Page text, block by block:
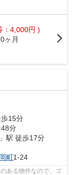
：4,000円 )
0ヶ月
歩15分
48分
」駅 徒歩17分
町1-24
ある物件なので、ゴ